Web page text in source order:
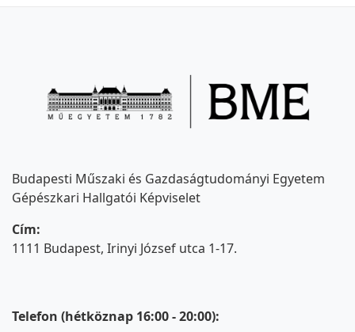
Budapesti Műszaki és Gazdaságtudományi Egyetem
Gépészkari Hallgatói Képviselet
Cím:
1111 Budapest, Irinyi József utca 1-17.
Telefon (hétköznap 16:00 - 20:00):